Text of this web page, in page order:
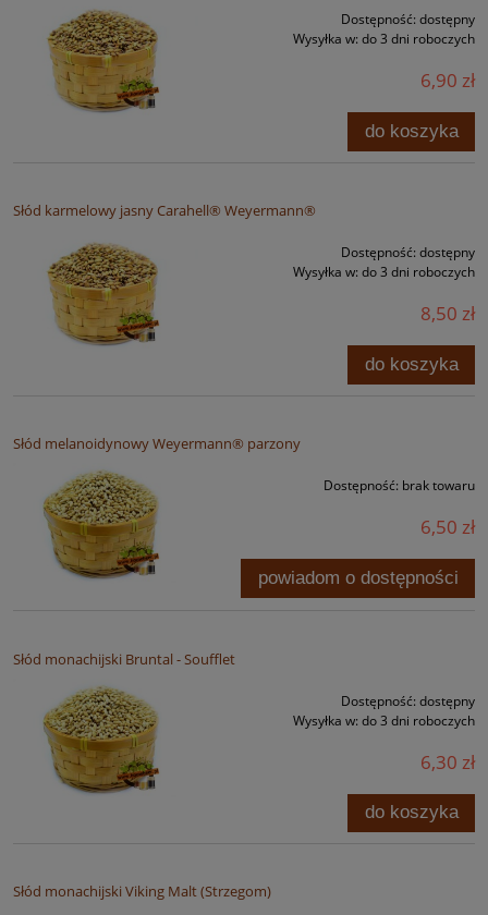
Dostępność: dostępny
Wysyłka w: do 3 dni roboczych
6,90 zł
do koszyka
Słód karmelowy jasny Carahell® Weyermann®
Dostępność: dostępny
Wysyłka w: do 3 dni roboczych
8,50 zł
do koszyka
Słód melanoidynowy Weyermann® parzony
Dostępność: brak towaru
6,50 zł
powiadom o dostępności
Słód monachijski Bruntal - Soufflet
Dostępność: dostępny
Wysyłka w: do 3 dni roboczych
6,30 zł
do koszyka
Słód monachijski Viking Malt (Strzegom)